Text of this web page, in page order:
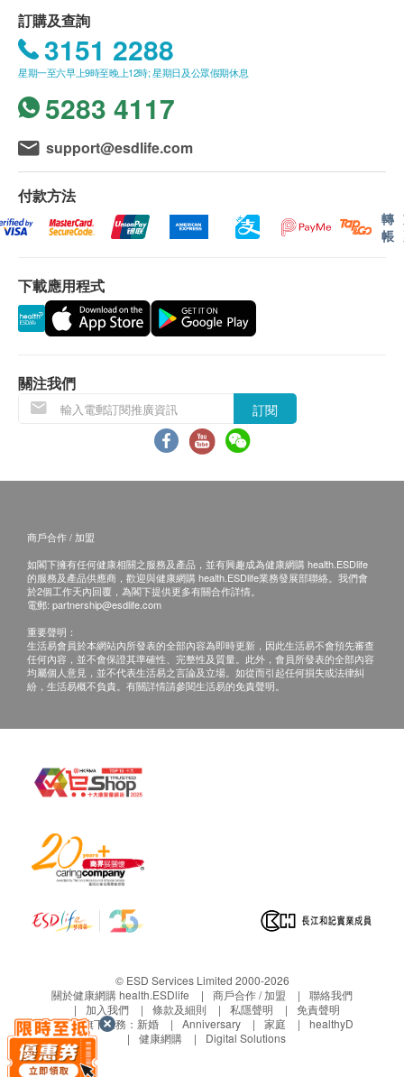
每日一粒，均衡補足，失衡生活+！
功效
更多維他命B 、維他命B
及葉酸，保持每日活力
充沛
完整及均衡的抗氧化營養素，有助抵抗自由基的侵
害
提供鈣及多維他命D，幫助維持健康骨骼
每日一粒，提供50歲以上女性所需的營養素由A至
Zinc〈鋅〉
適合人士
50歲以上女士以補充膳食中不足的維他命及礦物質
成人每日服用一粒。
+善存有助補足均衡營養
維他命 A 2000IU, 維他命 C 108mg, 維他命 D 500 IU,
10.8mg, 鈣 252mg, 鐵 5.4mg, 碘 117 μg, 鎂 57.6mg,
硒 49.5μg, 銅 0.45mg, 錳 2.7mg, 鉻 90 μg, 鉬 45μg,
可享本地免費送貨服務。賬單總額未滿HK$350需
附加HK$30運費。
我們將於確定訂單後3個工作天內安排發貨。
不排除運送時間會因節日而有所影響。當八號烈風
訊號懸掛或黑色暴雨警告生效時，送貨服務時間將
所有訂單須視乎相關貨品的供應情況再作最後確
認。倘若生活易未能提供任何訂單上的貨品，生活
易有權拒絕接受該訂單，並且會於送貨前透過電話
或電郵通知顧客再作安排。
貨品質量保證，於顧客收到產品當日起計，
應最少有11個月 或以上。
當顧客收取已訂購之貨品時，有責任檢查貨品是否
有損毀情況，一經確認簽收，恕不接受退換。
退換產品必須包裝完整，如退換之產品有任何殘缺
或過期退回，供應商有權不受理。
如有其他損壞或遺漏查詢，顧客必須保留有效收據
Wing Keung Medicine Co Ltd 客戶服務部跟進。
訂購及查詢
3151 2288
星期一至六早上9時至晚上12時; 星期日及公眾假期休息
5283 4117
support@esdlife.com
付款方法
轉
帳
下載應用程式
關注我們
訂閱
商戶合作 / 加盟
如閣下擁有任何健康相關之服務及產品，並有興趣成為健康網購 health.ESDlife
的服務及產品供應商，歡迎與健康網購 health.ESDlife業務發展部聯絡。我們會
於2個工作天內回覆，為閣下提供更多有關合作詳情。
電郵: partnership@esdlife.com
重要聲明：
生活易會員於本網站內所發表的全部內容為即時更新，因此生活易不會預先審查
任何內容，並不會保證其準確性、完整性及質量。此外，會員所發表的全部內容
均屬個人意見，並不代表生活易之言論及立場。如從而引起任何損失或法律糾
紛，生活易概不負責。有關詳情請參閱生活易的免責聲明。
© ESD Services Limited 2000-2026
關於健康網購 health.ESDlife
商戶合作 / 加盟
聯絡我們
加入我們
條款及細則 私隱聲明
免責聲明
生活易旗下業務： 新婚 Anniversary 家庭
healthyD
健康網購
Digital Solutions